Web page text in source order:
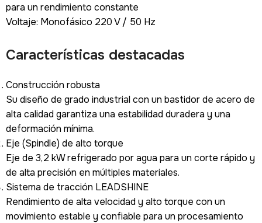
para un rendimiento constante
Voltaje: Monofásico 220 V / 50 Hz
Características destacadas
Construcción robusta
Su diseño de grado industrial con un bastidor de acero de
alta calidad garantiza una estabilidad duradera y una
deformación mínima.
Eje (Spindle) de alto torque
Eje de 3,2 kW refrigerado por agua para un corte rápido y
de alta precisión en múltiples materiales.
Sistema de tracción LEADSHINE
Rendimiento de alta velocidad y alto torque con un
movimiento estable y confiable para un procesamiento